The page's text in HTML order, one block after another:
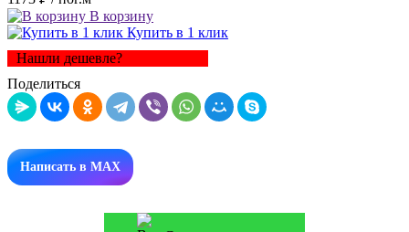
В корзину
Купить в 1 клик
Нашли дешевле?
Поделиться
Написать в MAX